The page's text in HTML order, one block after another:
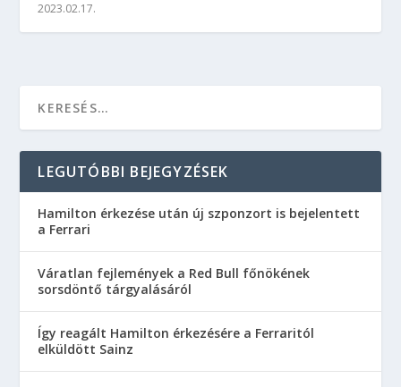
2023.02.17.
LEGUTÓBBI BEJEGYZÉSEK
Hamilton érkezése után új szponzort is bejelentett
a Ferrari
Váratlan fejlemények a Red Bull főnökének
sorsdöntő tárgyalásáról
Így reagált Hamilton érkezésére a Ferraritól
elküldött Sainz